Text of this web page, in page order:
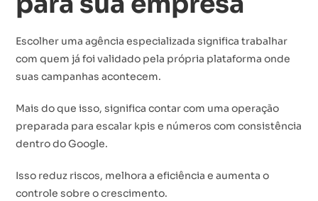
Escolher uma agência especializada significa trabalhar
com quem já foi validado pela própria plataforma onde
suas campanhas acontecem.
Mais do que isso, significa contar com uma operação
preparada para escalar kpis e números com consistência
dentro do Google.
Isso reduz riscos, melhora a eficiência e aumenta o
controle sobre o crescimento.